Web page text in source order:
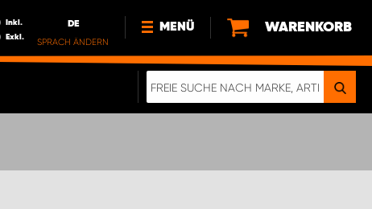
Inkl.
Exkl.
DE
SPRACH ÄNDERN
MENÜ
NEWS
WARENKORB